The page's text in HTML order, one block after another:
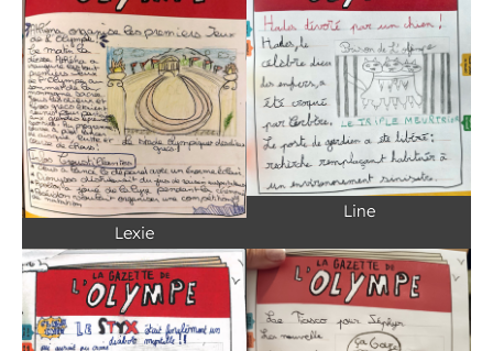
Lexie
Line